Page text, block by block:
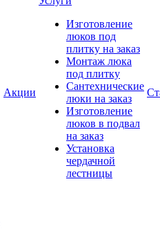
Акции
Изготовление
люков под
плитку на заказ
Монтаж люка
под плитку
Сантехнические
люки на заказ
Изготовление
люков в подвал
на заказ
Установка
чердачной
лестницы